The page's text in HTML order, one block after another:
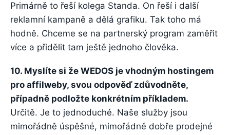
Primárně to řeší kolega Standa. On řeší i další
reklamní kampaně a dělá grafiku. Tak toho má
hodně. Chceme se na partnerský program zaměřit
více a přidělit tam ještě jednoho člověka.
10. Myslíte si že WEDOS je vhodným hostingem
pro affilweby, svou odpověď zdůvodněte,
případně podložte konkrétním příkladem.
Určitě. Je to jednoduché. Naše služby jsou
mimořádně úspěšné, mimořádně dobře prodejné